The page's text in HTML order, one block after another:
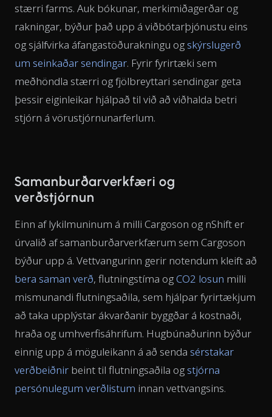
stærri farms. Auk bókunar, merkimiðagerðar og
rakningar, býður það upp á viðbótarþjónustu eins
og sjálfvirka áfangastöðurakningu og skýrslugerð
um seinkaðar sendingar. Fyrir fyrirtæki sem
meðhöndla stærri og fjölbreyttari sendingar geta
þessir eiginleikar hjálpað til við að viðhalda betri
stjórn á vörustjórnunarferlum.
Samanburðarverkfæri og
verðstjórnun
Einn af lykilmuninum á milli Cargoson og nShift er
úrvalið af samanburðarverkfærum sem Cargoson
býður upp á. Vettvangurinn gerir notendum kleift að
bera saman verð, flutningstíma ogCO2 losun milli
mismunandi flutningsaðila, sem hjálpar fyrirtækjum
að taka upplýstar ákvarðanir byggðar á kostnaði,
hraða og umhverfisáhrifum. Hugbúnaðurinn býður
einnig upp á möguleikann á að senda sérstakar
verðbeiðnir beint til flutningsaðila og stjórna
persónulegum verðlistum innan vettvangsins.